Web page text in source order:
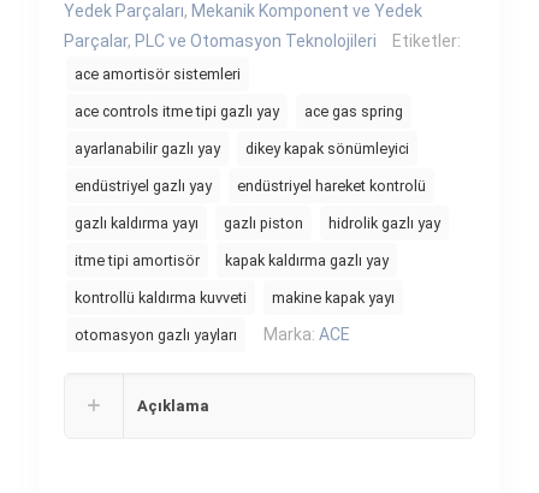
Yedek Parçaları, Mekanik Komponent ve Yedek
Parçalar, PLC ve Otomasyon Teknolojileri Etiketler:
ace amortisör sistemleri
ace controls itme tipi gazlı yay ace gas spring
ayarlanabilir gazlı yay dikey kapak sönümleyici
endüstriyel gazlı yay endüstriyel hareket kontrolü
gazlı kaldırma yayı gazlı piston hidrolik gazlı yay
itme tipi amortisör kapak kaldırma gazlı yay
kontrollü kaldırma kuvveti makine kapak yayı
otomasyon gazlı yayları Marka: ACE
Açıklama